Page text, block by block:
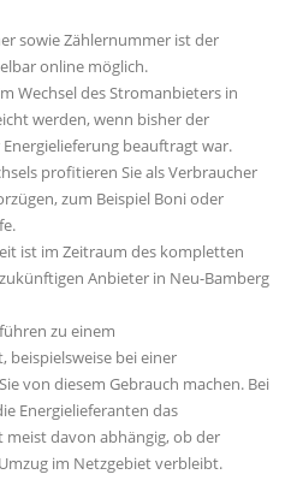
sowie Zählernummer ist der
online möglich.
Wechsel des Stromanbieters in
werden, wenn bisher der
beauftragt war.
profitieren Sie als Verbraucher
zum Beispiel Boni oder
ist im Zeitraum des kompletten
Anbieter in Neu-Bamberg
zu einem
beispielsweise bei einer
von diesem Gebrauch machen. Bei
Energielieferanten das
davon abhängig, ob der
im Netzgebiet verbleibt.